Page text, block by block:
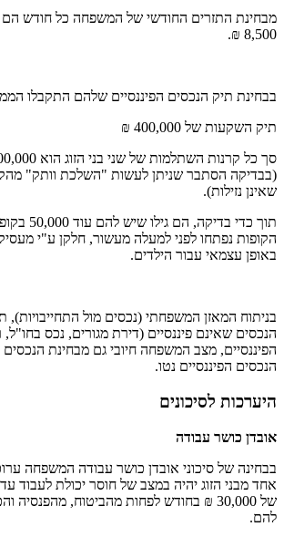
מבחינת התזרים החודשי של המשפחה כל חודש
8,500 ₪.
בבחינת תיק הנכסים הפיננסיים שלהם התקבלו
תיק השקעות של 400,000 ₪
(בבדיקה הסתבר שניתן לעשות "השלכת וותק"
שאינן נזילות).
תוך כדי
הקופות נפתחו לפני למעלה מעשור, חלקן ע"י
באופן עצמאי עבור הילדים.
בניתוח המאזן המשפחתי (נכסים מול התחייבויות),
הנכסים שאינם פיננסיים (דירת מגורים, נכס בחו"ל,
הפיננסיים, מצב המשפחה חיובי גם מבחינת הנכסים
הנכסים הפיננסיים נטו.
היערכות לסיכונים
אובדן כושר עבודה
בבחינה של סיכוני אובדן כושר עבודה המשפחה
אחד מבני הזוג יהיה במצב של חוסר יכולת לעבוד
של 30,000 ₪ בחודש לפחות מהביטוח,
להם.